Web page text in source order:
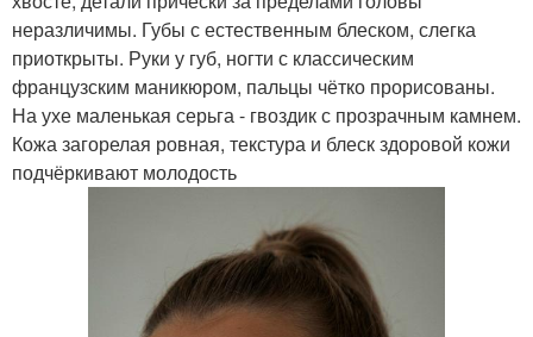
неразличимы. Губы с естественным блеском, слегка
приоткрыты. Руки у губ, ногти с классическим
французским маникюром, пальцы чётко прорисованы.
На ухе маленькая серьга - гвоздик с прозрачным камнем.
Кожа загорелая ровная, текстура и блеск здоровой кожи
подчёркивают молодость